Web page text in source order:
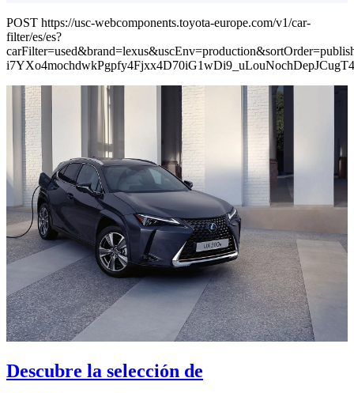
POST https://usc-webcomponents.toyota-europe.com/v1/car-
filter/es/es?
Descubre la selección de